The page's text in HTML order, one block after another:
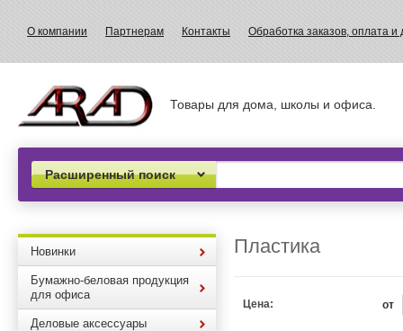
О компании Партнерам Контакты Обработка заказов, оплата и
Товары для дома, школы и офиса.
Расширенный поиск
Новинки
Бумажно-беловая продукция
для офиса
Деловые аксессуары
Пластика
Цена: от